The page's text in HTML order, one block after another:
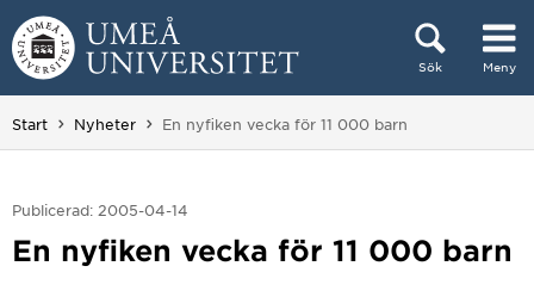
Hoppa direkt till innehållet
Sök Meny
Huvudmenyn dold.
Start Nyheter Du är här:
En nyfiken vecka för 11 000 barn
Publicerad: 2005-04-14
En nyfiken vecka för 11 000 barn